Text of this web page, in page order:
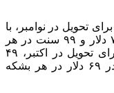
تحویل در نوامبر، با
۳۸ سنت معادل ۰.۵ درصد افزایش، به ۷۱ دلار و ۹۹ سنت در هر
بشکه رسید. بهای معاملات نفت آمریکا برای تحویل در اکتبر، ۴۹
سنت معادل ۰.۷ درصد افزایش یافت و در ۶۹ دلار در هر بشکه